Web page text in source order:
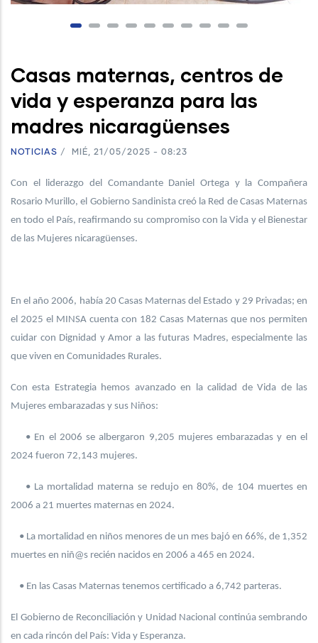
Casas maternas, centros de
vida y esperanza para las
madres nicaragüenses
NOTICIAS / MIÉ, 21/05/2025 - 08:23
Con el liderazgo del Comandante Daniel Ortega y la Compañera
Rosario Murillo, el Gobierno Sandinista creó la Red de Casas Maternas
en todo el País, reafirmando su compromiso con la Vida y el Bienestar
de las Mujeres nicaragüenses.
En el año 2006, había 20 Casas Maternas del Estado y 29 Privadas; en
el 2025 el MINSA cuenta con 182 Casas Maternas que nos permiten
cuidar con Dignidad y Amor a las futuras Madres, especialmente las
que viven en Comunidades Rurales.
Con esta Estrategia hemos avanzado en la calidad de Vida de las
Mujeres embarazadas y sus Niños:
• En el 2006 se albergaron 9,205 mujeres embarazadas y en el
2024 fueron 72,143 mujeres.
• La mortalidad materna se redujo en 80%, de 104 muertes en
2006 a 21 muertes maternas en 2024.
• La mortalidad en niños menores de un mes bajó en 66%, de 1,352
muertes en niñ@s recién nacidos en 2006 a 465 en 2024.
• En las Casas Maternas tenemos certificado a 6,742 parteras.
El Gobierno de Reconciliación y Unidad Nacional continúa sembrando
en cada rincón del País: Vida y Esperanza.